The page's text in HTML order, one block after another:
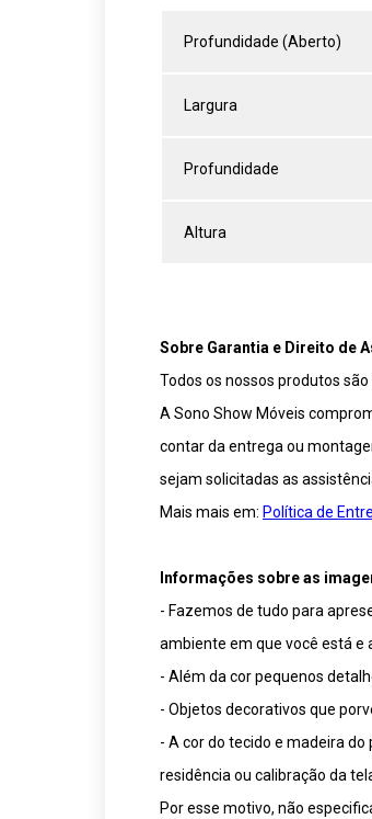
Profundidade (Aberto)
Largura
Profundidade
Altura
Sobre Garantia e Direito de
Todos os nossos produtos
A Sono Show Móveis
contar da entrega ou
sejam solicitadas as
Mais mais em: Política de
Informações sobre as
- Fazemos de tudo para
ambiente em que você está e
- Além da cor pequenos
- Objetos decorativos que
- A cor do tecido e madeira
residência ou calibração da
Por esse motivo, não